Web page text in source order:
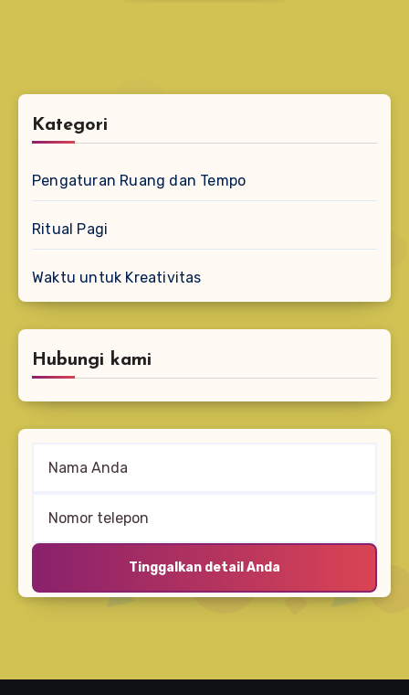
Kategori
Pengaturan Ruang dan Tempo
Ritual Pagi
Waktu untuk Kreativitas
Hubungi kami